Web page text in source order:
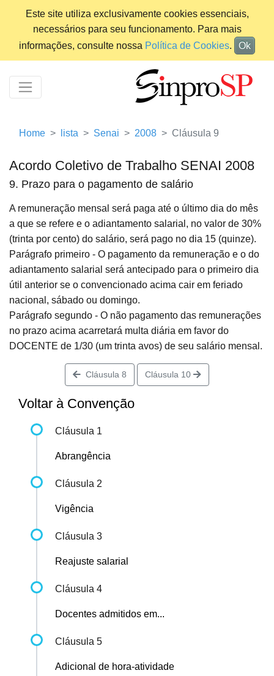
Este site utiliza exclusivamente cookies essenciais,
necessários para seu funcionamento. Para mais
informações, consulte nossa Política de Cookies. Ok
Home lista Senai 2008 Cláusula 9
Acordo Coletivo de Trabalho SENAI 2008
9. Prazo para o pagamento de salário
A remuneração mensal será paga até o último dia do mês
a que se refere e o adiantamento salarial, no valor de 30%
(trinta por cento) do salário, será pago no dia 15 (quinze).
Parágrafo primeiro - O pagamento da remuneração e o do
adiantamento salarial será antecipado para o primeiro dia
útil anterior se o convencionado acima cair em feriado
nacional, sábado ou domingo.
Parágrafo segundo - O não pagamento das remunerações
no prazo acima acarretará multa diária em favor do
DOCENTE de 1/30 (um trinta avos) de seu salário mensal.
Cláusula 8 Cláusula 10
Voltar à Convenção
Cláusula 1
Abrangência
Cláusula 2
Vigência
Cláusula 3
Reajuste salarial
Cláusula 4
Docentes admitidos em...
Cláusula 5
Adicional de hora-atividade